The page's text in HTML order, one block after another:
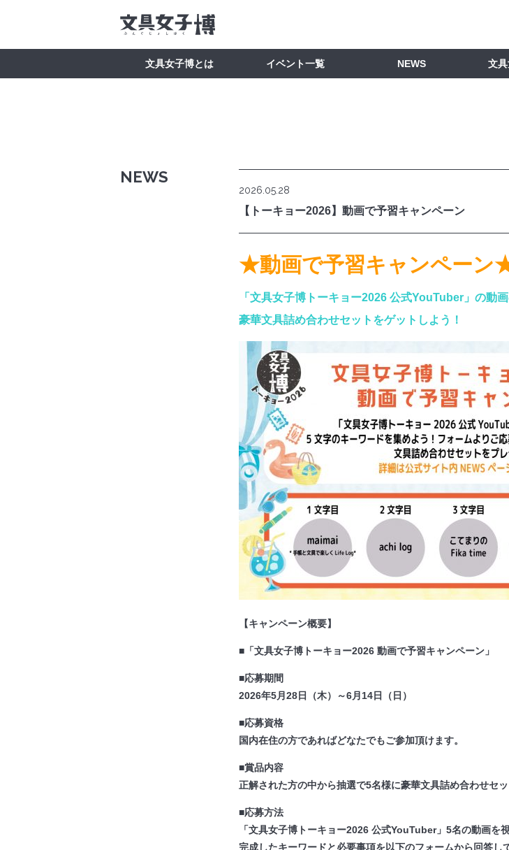
文具女子博とは イベント一覧 NEWS 文
NEWS
2026.05.28
【トーキョー2026】動画で予習キャンペーン
★動画で予習キャンペーン
「文具女子博トーキョー2026 公式YouTuber」の動
豪華文具詰め合わせセットをゲットし よう！
【キャンペーン概要】
■「文具女子博トーキョー2026 動画で予習キャンペーン」
■応募期間
2026年5月28日（木）～6月14日（日）
■応募資格
国内在住の方であればどなたでもご参加頂けます。
■賞品内容
正解された方の中から抽選で5名様に豪華文具詰め合わせセ
■応募方法
「文具女子博トーキョー2026 公式YouTuber」5名の動画を
完成したキーワードと必要事項を以下のフォームから回答し